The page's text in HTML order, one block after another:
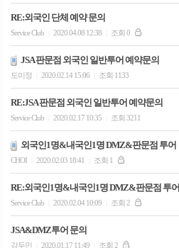
RE:외국인 단체 예약 문의
Service Club 2020.04.08 12:38 조회 0
JSA 판문점 외국인 일반투어 예약문의
도미정 2020.02.14 15:06 조회 1133
RE:JSA 판문점 외국인 일반투어 예약문의
Service Club 2020.02.17 10:35 조회 3211
외국인1명&내국인1명 DMZ&판문점 투어
CHOI 2020.02.03 18:41 조회 1
RE:외국인1명&내국인1명 DMZ&판문점 투어
Service Club 2020.02.04 10:09 조회 2
JSA&DMZ투어 문의
강두민 2020.01.17 11:49 조회 2